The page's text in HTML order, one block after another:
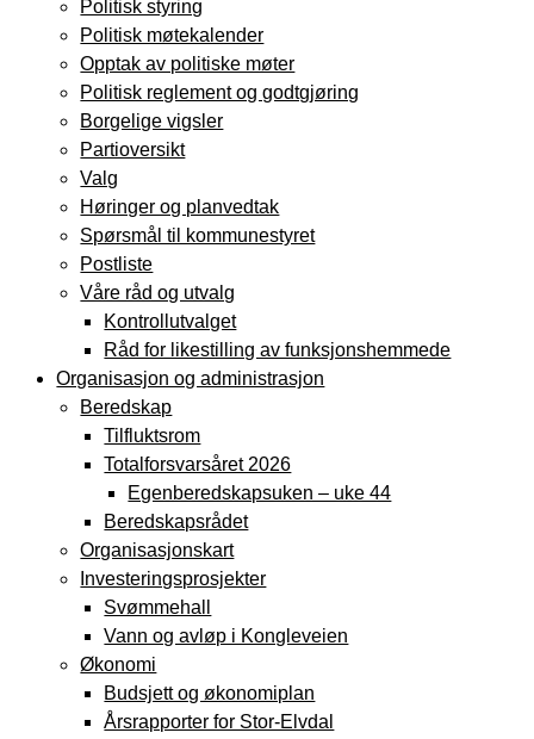
Politisk styring
Politisk møtekalender
Opptak av politiske møter
Politisk reglement og godtgjøring
Borgelige vigsler
Partioversikt
Valg
Høringer og planvedtak
Spørsmål til kommunestyret
Postliste
Våre råd og utvalg
Kontrollutvalget
Råd for likestilling av funksjonshemmede
Organisasjon og administrasjon
Beredskap
Tilfluktsrom
Totalforsvarsåret 2026
Egenberedskapsuken – uke 44
Beredskapsrådet
Organisasjonskart
Investeringsprosjekter
Svømmehall
Vann og avløp i Kongleveien
Økonomi
Budsjett og økonomiplan
Årsrapporter for Stor-Elvdal